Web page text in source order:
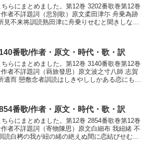
らにまとめました。第12巻 3202番歌巻第12巻
者不詳題詞（悲別歌）原文柔田津尓 舟乗為跡
見不来将訓読熟田津に舟乗りせむと聞きしなへ
番歌/作者・原文・時代・歌・訳
らにまとめました。第12巻 3140番歌巻第12巻
者不詳題詞（羇旅發思）原文波之寸八師 志賀
遺而 戀敷念者訓読はしきやししかある恋にもあ
番歌/作者・原文・時代・歌・訳
らにまとめました。第12巻 2854番歌巻第12巻
者不詳題詞（寄物陳思）原文白細布 我紐緒 不
読白栲の我が紐の緒の絶えぬ間に恋結びせむ逢